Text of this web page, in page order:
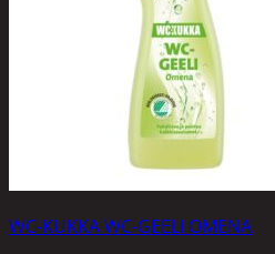
WC-KUKKA WC-GEELI OMENA